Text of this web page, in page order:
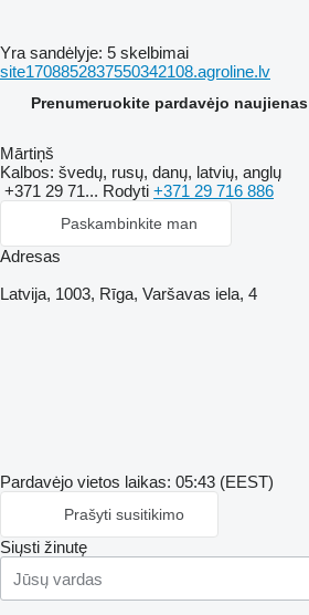
Yra sandėlyje: 5 skelbimai
site1708852837550342108.agroline.lv
Prenumeruokite pardavėjo naujienas
Mārtiņš
Kalbos: švedų, rusų, danų, latvių, anglų
+371 29 71... Rodyti +371 29 716 886
Paskambinkite man
Adresas
Latvija, 1003, Rīga, Varšavas iela, 4
Pardavėjo vietos laikas: 05:43 (EEST)
Prašyti susitikimo
Siųsti žinutę